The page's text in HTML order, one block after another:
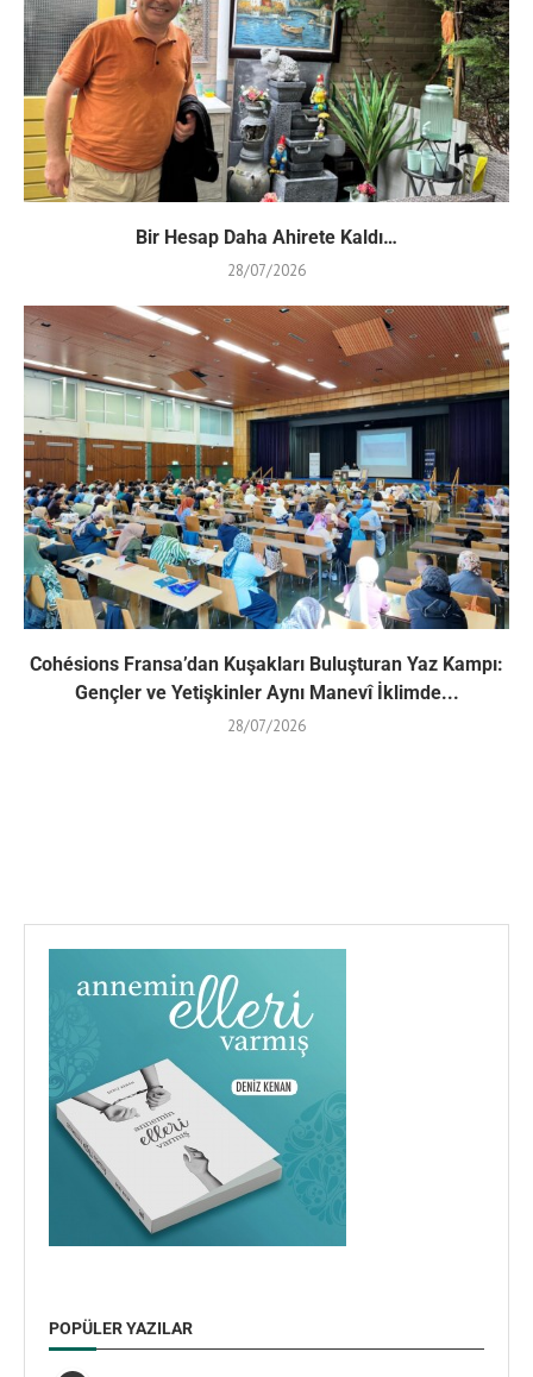
Bir Hesap Daha Ahirete Kaldı…
28/07/2026
Cohésions Fransa’dan Kuşakları Buluşturan Yaz Kampı:
Gençler ve Yetişkinler Aynı Manevî İklimde...
28/07/2026
POPÜLER YAZILAR